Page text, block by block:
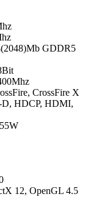
GDDR5
CrossFire X
D, HDCP, HDMI,
12, OpenGL 4.5